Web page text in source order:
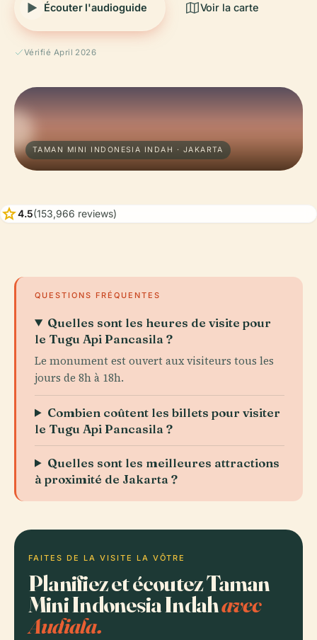
Écouter l'audioguide Voir la carte
Vérifié April 2026
TAMAN MINI INDONESIA INDAH · JAKARTA
star4.5(153,966 reviews)
QUESTIONS FRÉQUENTES
Quelles sont les heures de visite pour
le Tugu Api Pancasila ?
Le monument est ouvert aux visiteurs tous les
jours de 8h à 18h.
Combien coûtent les billets pour visiter
le Tugu Api Pancasila ?
Quelles sont les meilleures attractions
à proximité de Jakarta ?
FAITES DE LA VISITE LA VÔTRE
Planifiez et écoutez Taman
Mini Indonesia Indahavec
Audiala.